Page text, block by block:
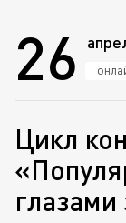
26
Цикл
глазами